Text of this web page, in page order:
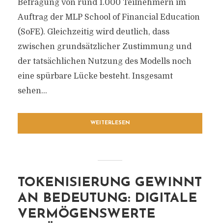
Befragung von rund 1.000 Teilnehmern im
Auftrag der MLP School of Financial Education
(SoFE). Gleichzeitig wird deutlich, dass
zwischen grundsätzlicher Zustimmung und
der tatsächlichen Nutzung des Modells noch
eine spürbare Lücke besteht. Insgesamt
sehen...
WEITERLESEN
TOKENISIERUNG GEWINNT
AN BEDEUTUNG: DIGITALE
VERMÖGENSWERTE